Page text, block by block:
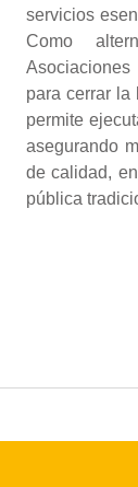
servicios
Como
para cerrar la
permite
asegurando
de calidad,
pública